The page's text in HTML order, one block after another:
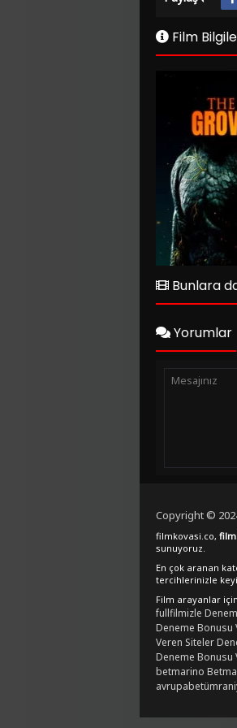
Film
Bunlara
Yorumlar
Copyright ©
filmkovasi.co,
sunuyoruz.
En çok aranan
tercihlerinizle
Film arayanlar
fullfilmizle
Deneme Bonusu
Veren Siteler
Deneme Bonusu
betmarino
avrupabet